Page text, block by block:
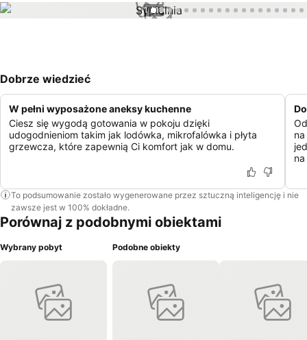
1 / 19
Dobrze wiedzieć
W pełni wyposażone aneksy kuchenne
Ciesz się wygodą gotowania w pokoju dzięki
udogodnieniom takim jak lodówka, mikrofalówka i płyta
grzewcza, które zapewnią Ci komfort jak w domu.
To podsumowanie zostało wygenerowane przez sztuczną inteligencję i nie
zawsze jest w 100% dokładne.
Porównaj z podobnymi obiektami
Wybrany pobyt Podobne obiekty